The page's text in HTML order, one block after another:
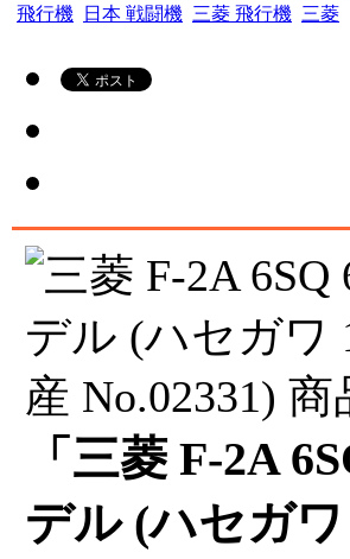
飛行機
日本 戦闘機 三菱 飛行機 三菱
「三菱 F-2A
デル (ハセガ